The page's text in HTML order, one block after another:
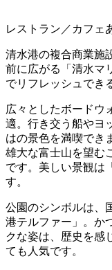
レストラン／カフェ
清水港の複合商業施
前に広がる「清水マ
でリフレッシュでき
広々としたボードウ
適。行き交う船やヨ
はの景色を満喫でき
雄大な富士山を望む
です。美しい景観は
す。
公園のシンボルは、
港テルファー」。か
クな姿は、歴史を感
ても人気です。